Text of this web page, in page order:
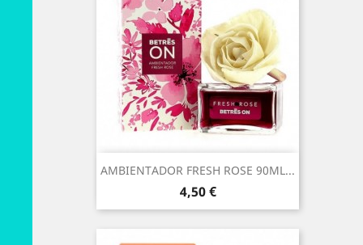
AMBIENTADOR FRESH ROSE 90ML...
Preço
4,50 €